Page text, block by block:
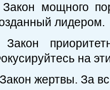
мощного
лидером.
на
жертвы. За